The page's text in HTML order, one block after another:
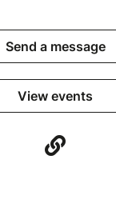
Send a message
View events